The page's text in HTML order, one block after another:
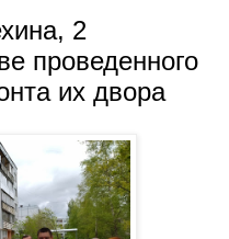
2
проведенного
их двора